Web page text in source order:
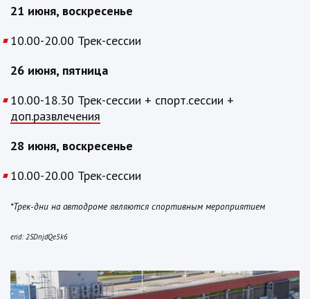
21 июня, воскресенье
10.00-20.00 Трек-сессии
26 июня, пятница
10.00-18.30 Трек-сессии + спорт.сессии +
доп.развлечения
28 июня, воскресенье
10.00-20.00 Трек-сессии
*Трек-дни на автодроме являются спортивным мероприятием
erid: 2SDnjdQe5k6